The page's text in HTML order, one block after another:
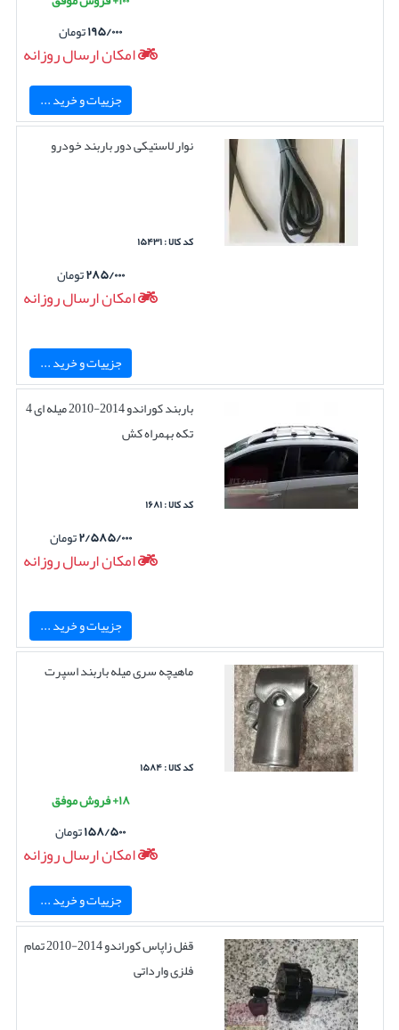
۱۹۵/۰۰۰تومان
امکان ارسال روزانه
جزییات و خرید ...
نوار لاستیکی دور باربند خودرو
کد کالا : ۱۵۴۳۱
۲۸۵/۰۰۰تومان
امکان ارسال روزانه
جزییات و خرید ...
باربند کوراندو 2014-2010 میله ای 4
تکه بهمراه کش
کد کالا : ۱۶۸۱
۲/۵۸۵/۰۰۰تومان
امکان ارسال روزانه
جزییات و خرید ...
ماهیچه سری میله باربند اسپرت
کد کالا : ۱۵۸۴
۱۸+ فروش موفق
۱۵۸/۵۰۰تومان
امکان ارسال روزانه
جزییات و خرید ...
قفل زاپاس کوراندو 2014-2010 تمام
فلزی وارداتی